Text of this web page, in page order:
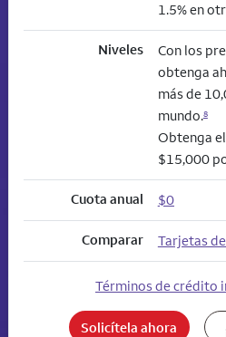
1.5% en
Niveles
Con los
obtenga
más de
mundo.8
Obtenga
$15,000
Cuota anual $0
Comparar Tarjetas
Términos de crédito
Solicítela ahora